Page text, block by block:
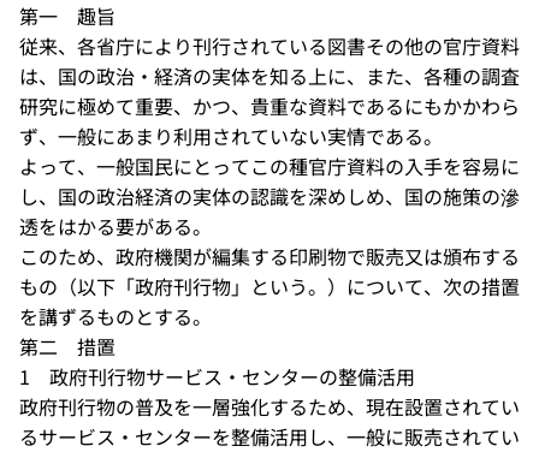
第一 趣旨
従来、各省庁により刊行されている図書その他の官庁資料
は、国の政治・経済の実体を知る上に、また、各種の調査
研究に極めて重要、かつ、貴重な資料であるにもかかわら
ず、一般にあまり利用されていない実情である。
よって、一般国民にとってこの種官庁資料の入手を容易に
し、国の政治経済の実体の認識を深めしめ、国の施策の滲
透をはかる要がある。
このため、政府機関が編集する印刷物で販売又は頒布する
もの（以下「政府刊行物」という。）について、次の措置
を講ずるものとする。
第二 措置
1 政府刊行物サービス・センターの整備活用
政府刊行物の普及を一層強化するため、現在設置されてい
るサービス・センターを整備活用し、一般に販売されてい